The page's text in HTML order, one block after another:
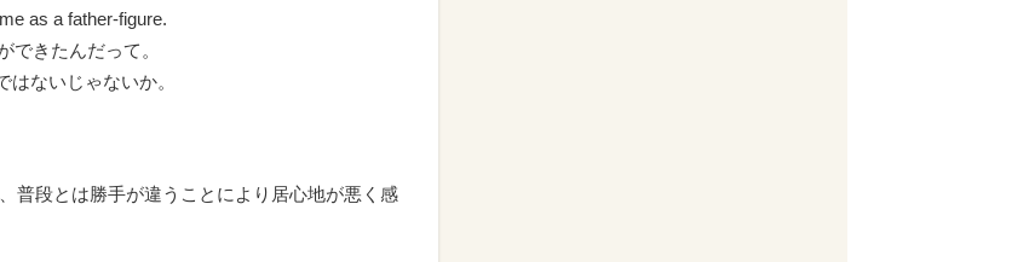
as a father-figure.
できたんだって。
ないじゃないか。
普段とは勝手が違うことにより居心地が悪く感